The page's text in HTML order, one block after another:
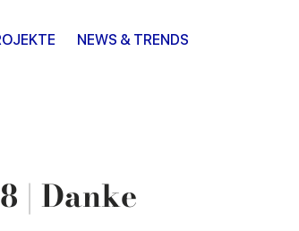
NEWS & TRENDS
| Danke